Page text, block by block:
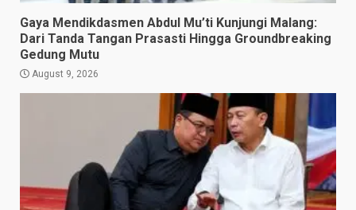
Gaya Mendikdasmen Abdul Mu’ti Kunjungi Malang:
Dari Tanda Tangan Prasasti Hingga Groundbreaking
Gedung Mutu
August 9, 2026